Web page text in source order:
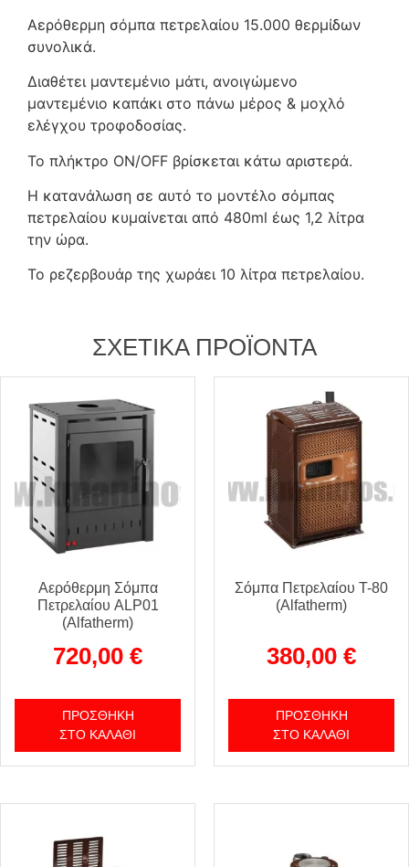
Αερόθερμη σόμπα πετρελαίου 15.000 θερμίδων
συνολικά.
Διαθέτει μαντεμένιο μάτι, ανοιγώμενο
μαντεμένιο καπάκι στο πάνω μέρος & μοχλό
ελέγχου τροφοδοσίας.
Το πλήκτρο ON/OFF βρίσκεται κάτω αριστερά.
Η κατανάλωση σε αυτό το μοντέλο σόμπας
πετρελαίου κυμαίνεται από 480ml έως 1,2 λίτρα
την ώρα.
Το ρεζερβουάρ της χωράει 10 λίτρα πετρελαίου.
ΣΧΕΤΙΚΆ ΠΡΟΪΌΝΤΑ
Αερόθερμη Σόμπα
Πετρελαίου ALP01
(Alfatherm)
720,00 €
ΠΡΟΣΘΉΚΗ
ΣΤΟ ΚΑΛΆΘΙ
Σόμπα Πετρελαίου T-80
(Alfatherm)
380,00 €
ΠΡΟΣΘΉΚΗ
ΣΤΟ ΚΑΛΆΘΙ